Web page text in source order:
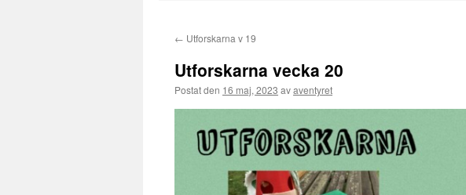
← Utforskarna v 19
Utforskarna vecka 20
Postat den 16 maj, 2023 avaventyret